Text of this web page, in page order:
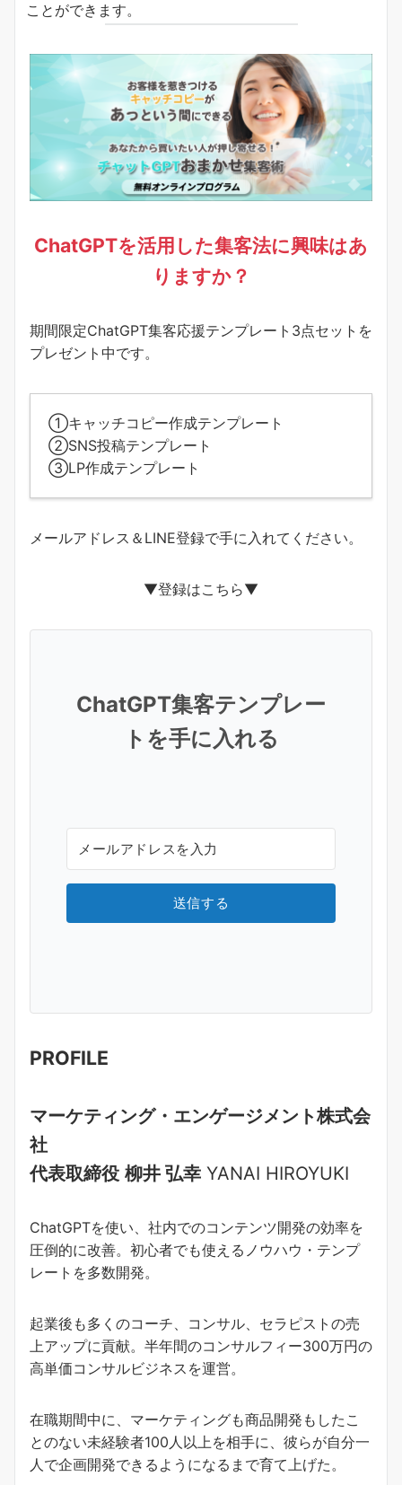
ことができます。
ChatGPTを活用した集客法に興味はあ
りますか？
期間限定ChatGPT集客応援テンプレート3点セットを
プレゼント中です。
①キャッチコピー作成テンプレート
②SNS投稿テンプレート
③LP作成テンプレート
メールアドレス＆LINE登録で手に入れてください。
▼登録はこちら▼
ChatGPT集客テンプレー
トを手に入れる
送信する
PROFILE
マーケティング・エンゲージメント株式会
社
代表取締役 柳井 弘幸 YANAI HIROYUKI
ChatGPTを使い、社内でのコンテンツ開発の効率を
圧倒的に改善。初心者でも使えるノウハウ・テンプ
レートを多数開発。
起業後も多くのコーチ、コンサル、セラピストの売
上アップに貢献。半年間のコンサルフィー300万円の
高単価コンサルビジネスを運営。
在職期間中に、マーケティングも商品開発もしたこ
とのない未経験者100人以上を相手に、彼らが自分一
人で企画開発できるようになるまで育て上げた。